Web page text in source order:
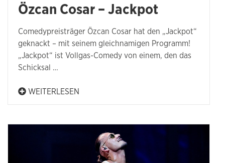
Özcan Cosar – Jackpot
Comedypreisträger Özcan Cosar hat den „Jackpot“
geknackt – mit seinem gleichnamigen Programm!
„Jackpot“ ist Vollgas-Comedy von einem, den das
Schicksal …
WEITERLESEN